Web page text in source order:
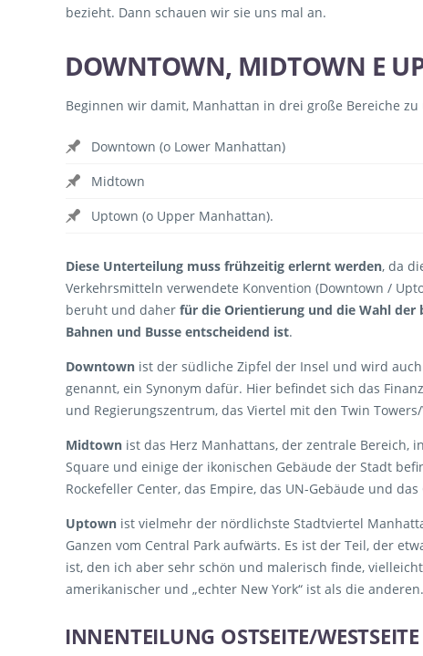
bezieht. Dann schauen wir sie uns mal an.
DOWNTOWN, MIDTOWN E
Beginnen wir damit, Manhattan in drei große Bereiche
Downtown (o Lower Manhattan)
Midtown
Uptown (o Upper Manhattan).
Diese Unterteilung muss frühzeitig erlernt werden, da
Verkehrsmitteln verwendete Konvention (Downtown /
beruht und daher für die Orientierung und die Wahl der
Bahnen und Busse entscheidend ist.
Downtown ist der südliche Zipfel der Insel und wird auch
genannt, ein Synonym dafür. Hier befindet sich das
und Regierungszentrum, das Viertel mit den Twin
Midtown ist das Herz Manhattans, der zentrale Bereich,
Square und einige der ikonischen Gebäude der Stadt
Rockefeller Center, das Empire, das UN-Gebäude und
Uptown ist vielmehr der nördlichste Stadtviertel
Ganzen vom Central Park aufwärts. Es ist der Teil, der
ist, den ich aber sehr schön und malerisch finde,
amerikanischer und „echter New York“ ist als die anderen.
INNENTEILUNG OSTSEITE/WESTSEITE